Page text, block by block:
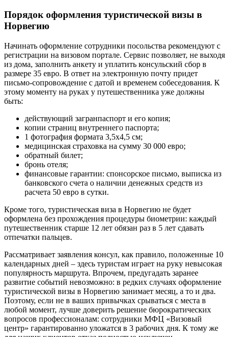
Порядок оформления туристической визы в
Норвегию
Начинать оформление сотрудники посольства рекомендуют с
регистрации на визовом портале. Сервис позволяет, не выходя
из дома, заполнить анкету и уплатить консульский сбор в
размере 35 евро. В ответ на электронную почту придет
письмо-сопровождение с датой и временем собеседования. К
этому моменту на руках у путешественника уже должны
быть:
действующий загранпаспорт и его копия;
копии страниц внутреннего паспорта;
1 фотография формата 3,5х4,5 см;
медицинская страховка на сумму 30 000 евро;
обратный билет;
бронь отеля;
финансовые гарантии: спонсорское письмо, выписка из
банковского счета о наличии денежных средств из
расчета 50 евро в сутки.
Кроме того, туристическая виза в Норвегию не будет
оформлена без прохождения процедуры биометрии: каждый
путешественник старше 12 лет обязан раз в 5 лет сдавать
отпечатки пальцев.
Рассматривает заявления консул, как правило, положенные 10
календарных дней – здесь туристам играет на руку невысокая
популярность маршрута. Впрочем, предугадать заранее
развитие событий невозможно: в редких случаях оформление
туристической визы в Норвегию занимает месяц, а то и два.
Поэтому, если не в ваших привычках срываться с места в
любой момент, лучше доверить решение бюрократических
вопросов профессионалам: сотрудники МФЦ «Визовый
центр» гарантированно уложатся в 3 рабочих дня. К тому же